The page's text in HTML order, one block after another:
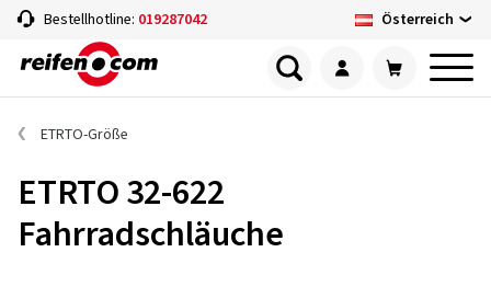
Bestellhotline: 019287042 Österreich
ETRTO-Größe
ETRTO 32-622
Fahrradschläuche